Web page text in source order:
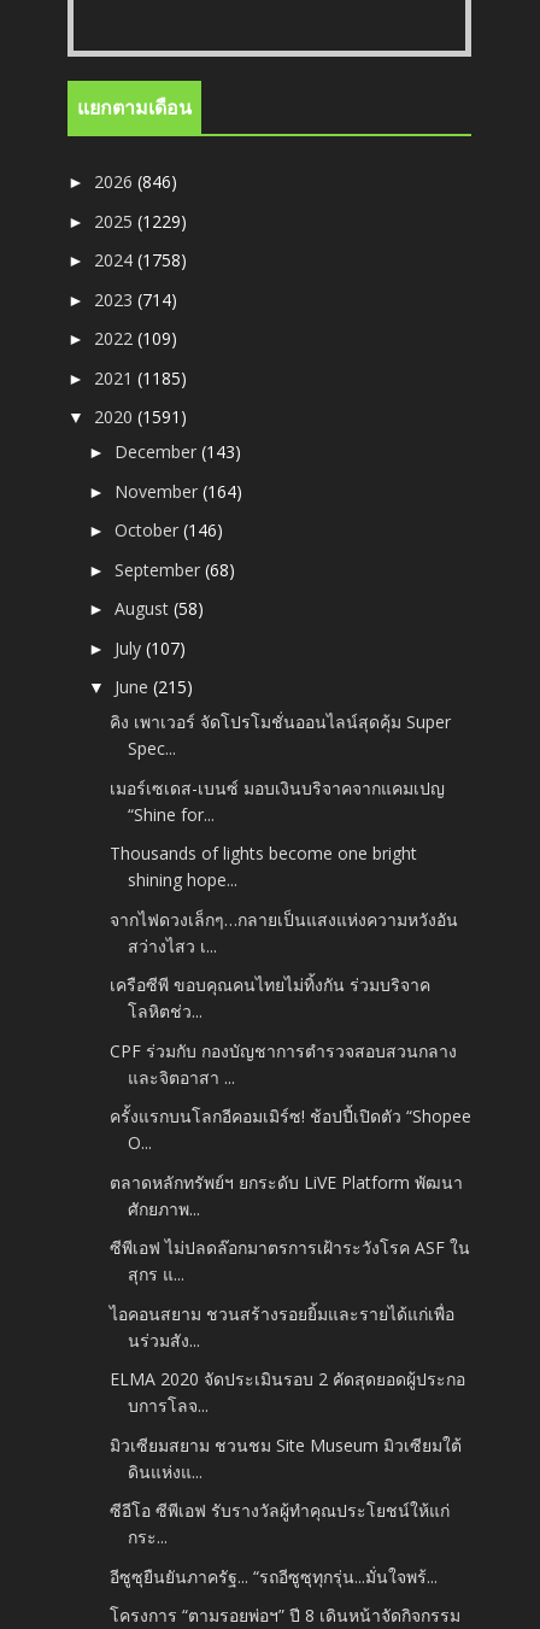
แยกตามเดือน
► 2026(846)
► 2025(1229)
► 2024(1758)
► 2023(714)
► 2022(109)
► 2021(1185)
▼ 2020(1591)
► December(143)
► November(164)
►October(146)
►September(68)
►August(58)
► July(107)
▼ June(215)
คิง เพาเวอร์ จัดโปรโมชั่นออนไลน์สุดคุ้ม Super
Spec...
เมอร์เซเดส-เบนซ์ มอบเงินบริจาคจากแคมเปญ
“Shine for...
Thousands of lights become one bright
shining hope...
จากไฟดวงเล็กๆ…กลายเป็นแสงแห่งความหวังอัน
สว่างไสว เ...
เครือซีพี ขอบคุณคนไทยไม่ทิ้งกัน ร่วมบริจาค
โลหิตช่ว...
CPF ร่วมกับ กองบัญชาการตำรวจสอบสวนกลาง
และจิตอาสา ...
ครั้งแรกบนโลกอีคอมเมิร์ซ! ช้อปปี้เปิดตัว “Shopee
O...
ตลาดหลักทรัพย์ฯ ยกระดับ LiVE Platform พัฒนา
ศักยภาพ...
ซีพีเอฟ ไม่ปลดล๊อกมาตรการเฝ้าระวังโรค ASF ใน
สุกร แ...
ไอคอนสยาม ชวนสร้างรอยยิ้มและรายได้แก่เพื่อ
นร่วมสัง...
ELMA 2020 จัดประเมินรอบ 2 คัดสุดยอดผู้ประกอ
บการโลจ...
มิวเซียมสยาม ชวนชม Site Museum มิวเซียมใต้
ดินแห่งแ...
ซีอีโอ ซีพีเอฟ รับรางวัลผู้ทำคุณประโยชน์ให้แก่
กระ...
อีซูซุยืนยันภาครัฐ... “รถอีซูซุทุกรุ่น...มั่นใจพร้...
โครงการ “ตามรอยพ่อฯ” ปี 8 เดินหน้าจัดกิจกรรม